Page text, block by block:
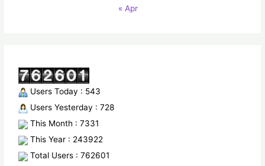
« Apr
Users Today : 543
Users Yesterday : 728
This Month : 7331
This Year : 243922
Total Users : 762601